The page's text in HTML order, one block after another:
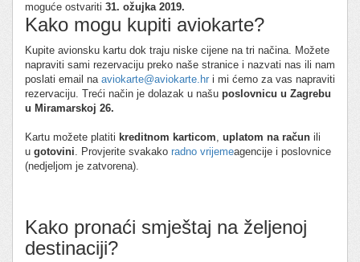
moguće ostvariti 31. ožujka 2019.
Kako mogu kupiti aviokarte?
Kupite avionsku kartu dok traju niske cijene na tri načina. Možete
napraviti sami rezervaciju preko naše stranice i nazvati nas ili nam
poslati email naaviokarte@aviokarte.hr i mi ćemo za vas napraviti
rezervaciju. Treći način je dolazak u našu poslovnicu u Zagrebu
u Miramarskoj 26.
Kartu možete platiti kreditnom karticom, uplatom na račun ili
u gotovini. Provjerite svakako radno vrijemeagencije i poslovnice
(nedjeljom je zatvorena).
Kako pronaći smještaj na željenoj
destinaciji?